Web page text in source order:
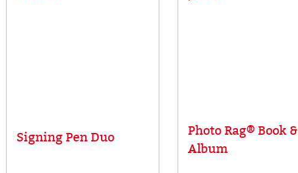
Signing Pen Duo
Photo Rag® Book &
Album